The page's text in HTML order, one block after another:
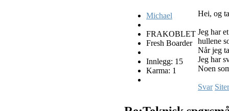
Michael
FRAKOBLET
Fresh Boarder
Innlegg: 15
Karma: 1
Hei, og
Jeg har
hullene
Når jeg
Jeg har
Noen
Svar Siter